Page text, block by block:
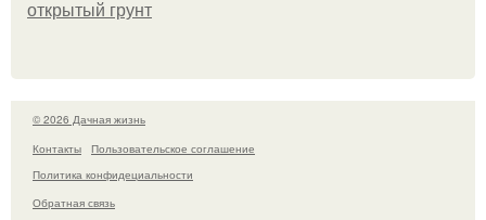
открытый грунт
© 2026 Дачная жизнь
Контакты
Пользовательское соглашение
Политика конфидециальности
Обратная связь